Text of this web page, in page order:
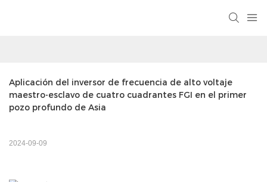
Aplicación del inversor de frecuencia de alto voltaje
maestro-esclavo de cuatro cuadrantes FGI en el primer
pozo profundo de Asia
2024-09-09